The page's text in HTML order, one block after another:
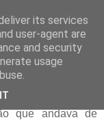
que andava de
its services
user-agent are
and security
usage